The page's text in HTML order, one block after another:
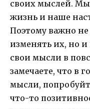
своих мыслей.
жизнь и наше
Поэтому важно не
изменять их, но
свои мысли в
замечаете, что в
мысли,
что-то